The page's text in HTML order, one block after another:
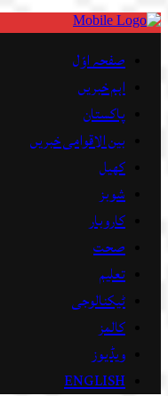
صفحہ اوّل
اہم خبریں
پاکستان
بین الاقوامی خبریں
کھیل
شوبز
کاروبار
صحت
تعلیم
ٹیکنالوجی
کالمز
ویڈیوز
ENGLISH